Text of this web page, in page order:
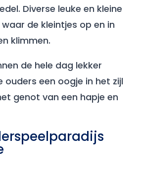
Diverse leuke en kleine
de kleintjes op en in
klimmen.
de hele dag lekker
ouders een oogje in het zijl
genot van een hapje en